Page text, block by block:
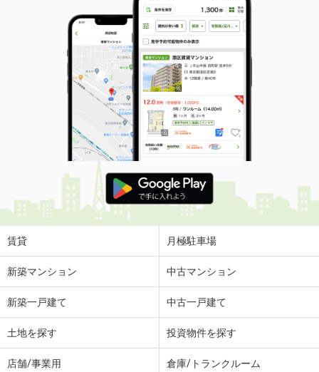
賃貸 月極駐車場
新築マンション 中古マンション
新築一戸建て 中古一戸建て
土地を探す 投資物件を探す
店舗/事業用 倉庫/トランクルーム